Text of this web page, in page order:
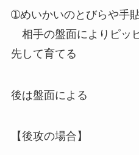
➀めいかいのとびらや手
相手の盤面によりピッ
先して育てる
後は盤面による
【後攻の場合】